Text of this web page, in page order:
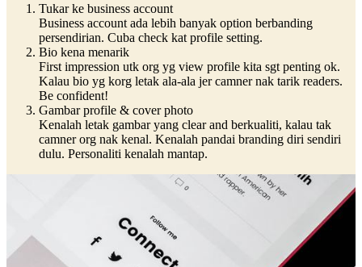
Tukar ke business account
Business account ada lebih banyak option berbanding
persendirian. Cuba check kat profile setting.
Bio kena menarik
First impression utk org yg view profile kita sgt penting ok.
Kalau bio yg korg letak ala-ala jer camner nak tarik readers.
Be confident!
Gambar profile & cover photo
Kenalah letak gambar yang clear and berkualiti, kalau tak
camner org nak kenal. Kenalah pandai branding diri sendiri
dulu. Personaliti kenalah mantap.